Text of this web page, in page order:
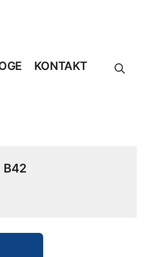
KONTAKT
B42